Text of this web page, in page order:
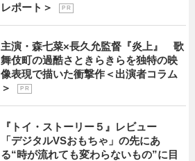
レポート＞
P R
主演・森七菜×長久允監督『炎上』 歌
舞伎町の過酷さときらきらを独特の映
像表現で描いた衝撃作＜出演者コラム
＞
P R
『トイ・ストーリー５』レビュー
「デジタルVSおもちゃ」の先にあ
る“時が流れても変わらないもの”に目